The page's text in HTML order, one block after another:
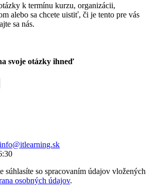
k termínu kurzu, organizácii,
alebo sa chcete uistiť, či je tento pre vás
sa nás.
svoje otázky ihneď
info@itlearning.sk
súhlasíte so spracovaním údajov vložených
osobných údajov.